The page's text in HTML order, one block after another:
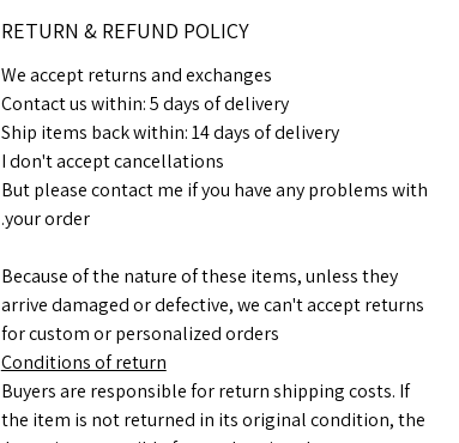
RETURN & REFUND POLICY
We accept returns and exchanges
Contact us within: 5 days of delivery
Ship items back within: 14 days of delivery
I don't accept cancellations
But please contact me if you have any problems with
your order.
Because of the nature of these items, unless they
arrive damaged or defective, we can't accept returns
for custom or personalized orders
Conditions of return
Buyers are responsible for return shipping costs. If
the item is not returned in its original condition, the